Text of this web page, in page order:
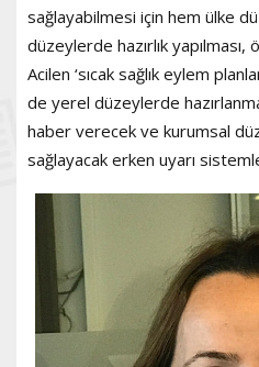
sağlayabilmesi için hem ülke
düzeylerde hazırlık yapılması,
Acilen ‘sıcak sağlık eylem
de yerel düzeylerde
haber verecek ve kurumsal
sağlayacak erken uyarı